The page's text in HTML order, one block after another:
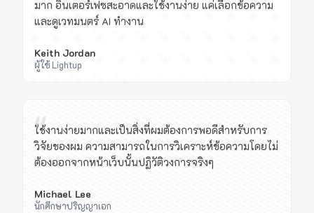
มาก อินเตอร์เฟซสะอาดและใช้งานง่าย แค่เลือกข้อความ
และดูเวทมนตร์ AI ทำงาน
Keith Jordan
ผู้ใช้ Lightup
“
ใช้งานง่ายมากและเป็นสิ่งที่ผมต้องการพอดีสำหรับการ
วิจัยของผม ความสามารถในการวิเคราะห์ข้อความโดยไม่
ต้องออกจากหน้าเว็บนั้นปฏิวัติวงการจริงๆ
Michael Lee
นักศึกษาปริญญาเอก